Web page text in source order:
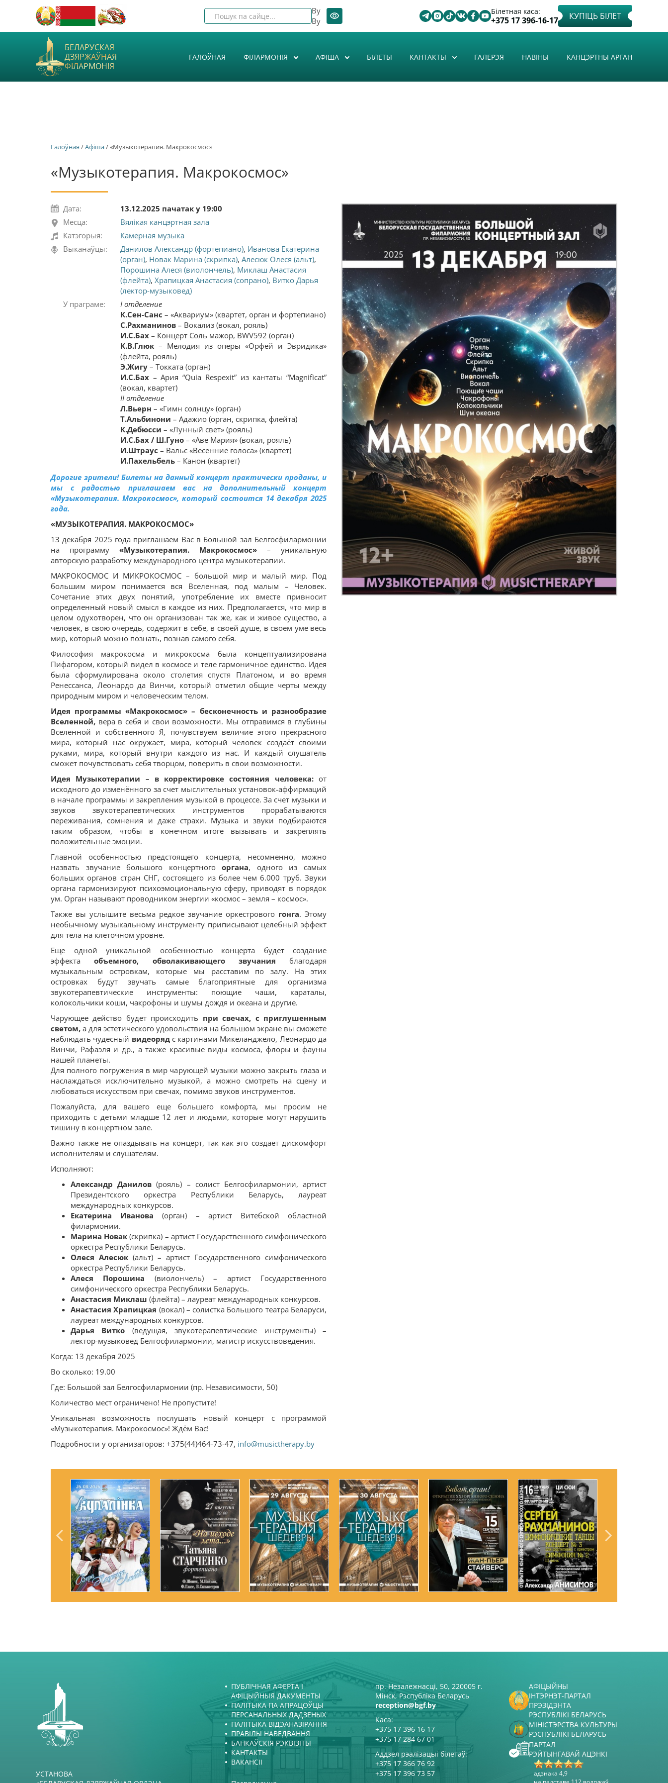
Білетная каса:
+375 17 396-16-17 КУПІЦЬ БІЛЕТ
By
By
БЕЛАРУСКАЯ
ДЗЯРЖАЎНАЯ
ФІЛАРМОНІЯ
ГАЛОЎНАЯ ФІЛАРМОНІЯ АФIША БІЛЕТЫ КАНТАКТЫ ГАЛЕРЭЯ НАВІНЫ КАНЦЭРТНЫ АРГАН
Галоўная /Афiша/ «Музыкотерапия. Макрокосмос»
«Музыкотерапия. Макрокосмос»
Дата:
13.12.2025 пачатак у 19:00
Месца:
Вялікая канцэртная зала
Катэгорыя:
Камерная музыка
Выканаўцы:
Данилов Александр (фортепиано), Иванова Екатерина
(орган), Новак Марина (скрипка), Алесюк Олеся (альт),
Порошина Алеся (виолончель), Миклаш Анастасия
(флейта), Храпицкая Анастасия (сопрано), Витко Дарья
(лектор-музыковед)
У праграме:
І отделение
К.Сен-Санс – «Аквариум» (квартет, орган и фортепиано)
С.Рахманинов – Вокализ (вокал, рояль)
И.С.Бах – Концерт Cоль мажор, BWV592 (орган)
К.В.Глюк – Мелодия из оперы «Орфей и Эвридика»
(флейта, рояль)
Э.Жигу – Токката (орган)
И.С.Бах – Ария “Quia Respexit” из кантаты “Magnificat”
(вокал, квартет)
ІІ отделение
Л.Вьерн – «Гимн солнцу» (орган)
Т.Альбинони – Адажио (орган, скрипка, флейта)
К.Дебюсси – «Лунный свет» (рояль)
И.С.Бах / Ш.Гуно – «Аве Мария» (вокал, рояль)
И.Штраус – Вальс «Весенние голоса» (квартет)
И.Пахельбель – Канон (квартет)
Дорогие зрители! Билеты на данный концерт практически проданы, и
мы с радостью приглашаем вас на дополнительный концерт
«Музыкотерапия. Макрокосмос», который состоится 14 декабря 2025
года.
«МУЗЫКОТЕРАПИЯ. МАКРОКОСМОС»
13 декабря 2025 года приглашаем Вас в Большой зал Белгосфилармонии
на программу «Музыкотерапия. Макрокосмос» – уникальную
авторскую разработку международного центра музыкотерапии.
МАКРОКОСМОС И МИКРОКОСМОС – большой мир и малый мир. Под
большим миром понимается вся Вселенная, под малым – Человек.
Сочетание этих двух понятий, употребление их вместе привносит
определенный новый смысл в каждое из них. Предполагается, что мир в
целом одухотворен, что он организован так же, как и живое существо, а
человек, в свою очередь, содержит в себе, в своей душе, в своем уме весь
мир, который можно познать, познав самого себя.
Философия макрокосма и микрокосма была концептуализирована
Пифагором, который видел в космосе и теле гармоничное единство. Идея
была сформулирована около столетия спустя Платоном, и во время
Ренессанса, Леонардо да Винчи, который отметил общие черты между
природным миром и человеческим телом.
Идея программы «Макрокосмос» – бесконечность и разнообразие
Вселенной, вера в себя и свои возможности. Мы отправимся в глубины
Вселенной и собственного Я, почувствуем величие этого прекрасного
мира, который нас окружает, мира, который человек создаёт своими
руками, мира, который внутри каждого из нас. И каждый слушатель
сможет почувствовать себя творцом, поверить в свои возможности.
Идея Музыкотерапии – в корректировке состояния человека:от
исходного до изменённого за счет мыслительных установок-аффирмаций
в начале программы и закрепления музыкой в процессе. За счет музыки и
звуков звукотерапевтических инструментов прорабатываются
переживания, сомнения и даже страхи. Музыка и звуки подбираются
таким образом, чтобы в конечном итоге вызывать и закреплять
положительные эмоции.
Главной особенностью предстоящего концерта, несомненно, можно
назвать звучание большого концертногооргана, одного из самых
больших органов стран СНГ, состоящего из более чем 6.000 труб. Звуки
органа гармонизируют психоэмоциональную сферу, приводят в порядок
ум. Орган называют проводником энергии «космос – земля – космос».
Также вы услышите весьма редкое звучание оркестрового гонга. Этому
необычному музыкальному инструменту приписывают целебный эффект
для тела на клеточном уровне.
Еще одной уникальной особенностью концерта будет создание
эффектаобъемного, обволакивающего звучания благодаря
музыкальным островкам, которые мы расставим по залу. На этих
островках будут звучать самые благоприятные для организма
звукотерапевтические инструменты: поющие чаши, караталы,
колокольчики коши, чакрофоны и шумы дождя и океана и другие.
Чарующее действо будет происходить при свечах, с приглушенным
светом, а для эстетического удовольствия на большом экране вы сможете
наблюдать чудесный видеорядс картинами Микеланджело, Леонардо да
Винчи, Рафаэля и др., а также красивые виды космоса, флоры и фауны
нашей планеты.
Для полного погружения в мир чарующей музыки можно закрыть глаза и
наслаждаться исключительно музыкой, а можно смотреть на сцену и
любоваться искусством при свечах, помимо звуков инструментов.
Пожалуйста, для вашего еще большего комфорта, мы просим не
приходить с детьми младше 12 лет и людьми, которые могут нарушить
тишину в концертном зале.
Важно также не опаздывать на концерт, так как это создает дискомфорт
исполнителям и слушателям.
Исполняют:
Александр Данилов (рояль) – солист Белгосфилармонии, артист
Президентского оркестра Республики Беларусь, лауреат
международных конкурсов.
Екатерина Иванова (орган) – артист Витебской областной
филармонии.
Марина Новак (скрипка) – артист Государственного симфонического
оркестра Республики Беларусь.
Олеся Алесюк (альт) – артист Государственного симфонического
оркестра Республики Беларусь.
Алеся Порошина (виолончель) – артист Государственного
симфонического оркестра Республики Беларусь.
Анастасия Миклаш (флейта) – лауреат международных конкурсов.
Анастасия Храпицкая (вокал) – солистка Большого театра Беларуси,
лауреат международных конкурсов.
Дарья Витко (ведущая, звукотерапевтические инструменты) –
лектор-музыковед Белгосфилармонии, магистр искусствоведения.
Когда: 13 декабря 2025
Во сколько: 19.00
Где: Большой зал Белгосфилармонии (пр. Независимости, 50)
Количество мест ограничено! Не пропустите!
Уникальная возможность послушать новый концерт с программой
«Музыкотерапия. Макрокосмос»! Ждём Вас!
Подробности у организаторов: +375(44)464-73-47, info@musictherapy.by
УСТАНОВА
ПУБЛІЧНАЯ АФЕРТА І
АФІЦЫЙНЫЯ ДАКУМЕНТЫ
ПАЛІТЫКА ПА АПРАЦОЎЦЫ
ПЕРСАНАЛЬНЫХ ДАДЗЕНЫХ
ПАЛІТЫКА ВІДЭАНАЗІРАННЯ
ПРАВІЛЫ НАВЕДВАННЯ
БАНКАЎСКІЯ РЭКВІЗІТЫ
КАНТАКТЫ
ВАКАНСІІ
пр. Незалежнасці, 50, 220005 г.
Мінск, Рэспубліка Беларусь
reception@bgf.by
Каса:
+375 17 396 16 17
+375 17 284 67 01
Аддзел рэалізацыі білетаў:
+375 17 366 76 92
+375 17 396 73 57
АФІЦЫЙНЫ
ІНТЭРНЭТ-ПАРТАЛ
ПРЭЗІДЭНТА
РЭСПУБЛІКІ БЕЛАРУСЬ
МІНІСТЭРСТВА КУЛЬТУРЫ
РЭСПУБЛІКІ БЕЛАРУСЬ
ПАРТАЛ
РЭЙТЫНГАВАЙ АЦЭНКІ
адзнака 4,9